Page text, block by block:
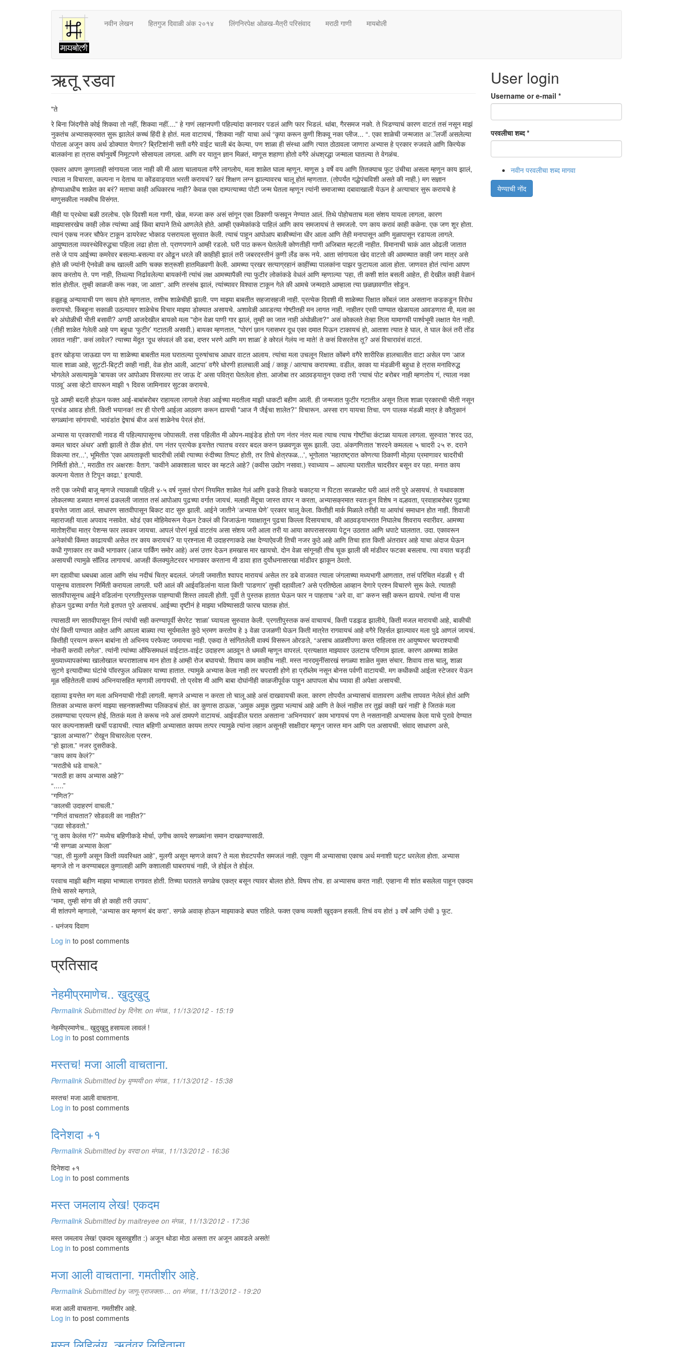
नवीन लेखन हितगुज दिवाळी अंक २०१४ लिंगनिरपेक्ष ओळख-मैत्री परिसंवाद मराठी गाणी मायबोली
ऋतू रडवा
"ते
रे बिना जिंदगीसे कोई शिकवा तो नहीं, शिकवा नहीं....” हे गाणं लहानपणी पहिल्यांदा कानावर पडलं आणि फार भिडलं. थांबा, गैरसमज नको. ते भिडण्याचं कारण वाटतं तसं नसून माझं
नुकतंच अभ्यासक्रमात सुरू झालेलं कच्चं हिंदी हे होतं. मला वाटायचं, 'शिकवा नही' याचा अर्थ “कृपा करून कुणी शिकवू नका प्लीज... “. एका शाळेची जन्मजात अॅलर्जी असलेल्या
पोराला अजून काय अर्थ डोक्यात येणार? ब्रिटिशांनी सती वगैरे वाईट चाली बंद केल्या, पण शाळा ही संस्था आणि त्यात ठोठावला जाणारा अभ्यास हे प्रकार रुजवले आणि कित्येक
बालकांना हा त्रास वर्षानुवर्षे निमूटपणे सोसायला लागला. आणि वर यातून ज्ञान मिळतं, माणूस शहाणा होतो वगैरे अंधश्रद्धा जन्माला घातल्या ते वेगळंच.
एकतर आपण कुणालाही सांगायला जात नाही की मी आता चालायला वगैरे लागलोय, मला शाळेत घाला म्हणून. माणूस ३ वर्षे वय आणि तितक्याच फूट उंचीचा असला म्हणून काय झालं,
त्याला न विचारता, कल्पना न देताच या कोंडवाड्यात भरती करायचं? खरं शिक्षण लग्न झाल्यावरच चालू होतं म्हणतात. (तोपर्यंत गद्धेपंचविशी असते की नाही.) मग सज्ञान
होण्याआधीच शाळेत का बरं? मताचा काही अधिकारच नाही? केवळ एका दाम्पत्याच्या पोटी जन्म घेतला म्हणून त्यांनी समाजाच्या दबावाखाली येऊन हे अत्याचार सुरू करायचे हे
माणुसकीला नक्कीच विसंगत.
मीही या प्रथेचा बळी ठरलोच. एके दिवशी मला गाणी, खेळ, मज्जा करु असं सांगून एका ठिकाणी फसवून नेण्यात आलं. तिथे पोहोचताच मला संशय यायला लागला, कारण
माझ्यासारखेच काही लोक त्यांच्या आई किंवा बापाने तिथे आणलेले होते. आम्ही एकमेकांकडे पाहिलं आणि काय समजायचं ते समजलो. पण काय करावं काही कळेना. एक जण शूर होता.
त्यानं एकच नजर चौफेर टाकून डायरेक्ट भोकाड पसरायला सुरवात केली. त्याचं पाहून आपोआप बाकीच्यांना धीर आला आणि तेही मनापासून आणि मुळापासून रडायला लागले.
आयुष्यातला व्यवस्थेविरुद्धचा पहिला लढा होता तो. प्राणपणाने आम्ही रडलो. घरी पाठ करून घेतलेली कोणतीही गाणी अजिबात म्हटली नाहीत. विमानाची चाकं आत ओढली जातात
तसे जे पाय आईच्या कमरेवर बसल्या-बसल्या वर ओढून धरले की काहीही झालं तरी जबरदस्तीनं कुणी लँड करू नये. आता सांगायला खेद वाटतो की आमच्यात काही जण मात्र असे
होते की ज्यांनी ऐनवेळी कच खाल्ली आणि चक्क शत्रूशी हातमिळवणी केली. आमच्या प्रखर सत्याग्रहानं काहींच्या पालकांना पाझर फुटायला आला होता. जाणवत होतं त्यांना आपण
काय करतोय ते. पण नाही, तिथल्या निर्ढावलेल्या बायकांनी त्यांचं लक्ष आमच्यापैकी त्या फुटीर लोकांकडे वेधलं आणि म्हणाल्या ‘पहा, ती कशी शांत बसली आहेत, ही देखील काही वेळानं
शांत होतील. तुम्ही काळजी करू नका, जा आता”. आणि तस्संच झालं, त्यांच्यावर विश्वास टाकून गेले की आमचे जन्मदाते आम्हाला त्या छळछावणीत सोडून.
हळूहळू अन्यायाची पण सवय होते म्हणतात, तशीच शाळेचीही झाली. पण माझ्या बाबतीत सहजासहजी नाही. प्रत्येक दिवशी मी शाळेच्या रिक्षात कोंबलं जात असताना कडकडून विरोध
करायचो. किंबहुना सकाळी उठल्यावर शाळेचेच विचार माझ्या डोक्यात असायचे. अशावेळी आवडत्या गोष्टीतही मन लागत नाही. नाहीतर एरवी पाण्यात खेळायला आवडणारा मी, मला का
बरे अंघोळीची भीती बसावी? अगदी आजदेखील बायको मला "दोन वेळा पाणी गार झालं, तुम्ही का जात नाही अंघोळीला?" असं कोकलते तेव्हा तिला यामागची पार्श्वभूमी लक्षात येत नाही.
(तीही शाळेत गेलेली आहे पण बहुधा ‘फुटीर’ गटातली असावी.) बायका म्हणतात, "पोरगं छान ग्लासभर दूध एका दमात पिऊन टाकायचं हो, आताशा त्यात हे घाल, ते घाल केलं तरी तोंड
लावत नाही". कसं लावेल? त्याच्या मेंदूत ‘दूध संपवलं की डबा, दप्तर भरणे आणि मग शाळा’ हे कोरलं गेलंय ना माते! ते कसं विसरतेस तू? असं विचारावंसं वाटतं.
इतर खोड्या जाऊद्या पण या शाळेच्या बाबतीत मला घरातल्या पुरुषांचाच आधार वाटत आलाय. त्यांचा मला उचलून रिक्षात कोंबणे वगैरे शारीरिक हालचालीत वाटा असेल पण ‘आज
याला शाळा आहे, सुट्टी-बिट्टी काही नाही, वेळ होत आली, आटपा’ वगैरे धोरणी हालचाली आई / काकू / आत्याच करायच्या. वडील, काका या मंडळीनी बहुधा हे त्रास मनाविरुद्ध
भोगलेले असल्यामुळे 'बायका जर आपोआप विसरल्या तर जाऊ दे' असा पवित्रा घेतलेला होता. आजोबा तर आठवड्यातून एकदा तरी ‘त्याचं पोट बरोबर नाही म्हणतोय गं, त्याला नका
पाठवू’ असा व्हेटो वापरून माझी १ दिवस जामिनावर सुटका करायचे.
पुढे आम्ही बदली होऊन फक्त आई-बाबांबरोबर राहायला लागलो तेव्हा आईच्या मदतीला माझी धाकटी बहीण आली. ही जन्मजात फुटीर गटातील असून तिला शाळा प्रकारची भीती नसून
प्रचंड आवड होती. किती भयानक! तर ही पोरगी आईला आठवण करून द्यायची "आज नै जैईचा शालेत?” विचारून. अस्सा राग यायचा तिचा. पण पालक मंडळी मात्र हे कौतुकानं
सगळ्यांना सांगायची. भावंडांत द्वेषाचं बीज असं शाळेनेच पेरलं होतं.
अभ्यास या प्रकाराची नावड मी पहिल्यापासूनच जोपासली. तसा पहिलीत मी ओपन-माइंडेड होतो पण नंतर नंतर मला त्याच त्याच गोष्टींचा कंटाळा यायला लागला. सुरुवात 'शरद उठ,
कमल चादर अंथर' अशी झाली ते ठीक होतं. पण नंतर प्रत्येक इयत्तेत त्यातच वरवर बदल करुन छळवणूक सुरू झाली. उदा. अंकगणितात 'शरदने कमलला ५ चादरी २५ रु. दराने
विकल्या तर...', भूमितीत 'एका आयताकृती चादरीची लांबी त्याच्या रुंदीच्या तिप्पट होती, तर तिचे क्षेत्रफळ...', भूगोलात 'महाराष्ट्रात कोणत्या ठिकाणी मोठ्या प्रमाणावर चादरीची
निर्मिती होते..', मराठीत तर अक्षरशः वैताग. 'कवीने आकाशाला चादर का म्हटले आहे? (कवीस उद्योग नसावा.) स्वाध्याय – आपल्या घरातील चादरीवर बसून वर पहा. मनात काय
कल्पना येतात ते टिपून काढा.' इत्यादी.
तरी एक जमेची बाजू म्हणजे त्याकाळी पहिली ४-५ वर्ष नुसतं पोरगं नियमित शाळेत गेलं आणि इकडे तिकडे चकाट्या न पिटता सरळसोट घरी आलं तरी पुरे असायचं. ते यथावकाश
लोकलच्या डब्यात माणसं ढकलली जातात तसं आपोआप पुढच्या वर्गात जायचं. मलाही मेंदूचा जास्त वापर न करता, अभ्यासक्रमात स्वतःहून विशेष न वल्हवता, प्रवाहाबरोबर पुढच्या
इयत्तेत जाता आलं. साधारण सातवीपासून बिकट वाट सुरु झाली. आईने जातीने ‘अभ्यास घेणे’ प्रकार चालू केला. कितीही मार्क मिळाले तरीही या आयांचं समाधान होत नाही. शिवाजी
महाराजही याला अपवाद नसावेत. थोडं एका मोहिमेवरून येऊन टेकलं की जिजाऊंना गवाक्षातून पुढचा किल्ला दिसायचाच, की आठवड्याभरात निघालेच शिवराय स्वारीवर. आमच्या
मातोश्रींचा मात्र पेशन्स फार लवकर जायचा. आपलं पोरगं मूर्ख वाटतंय असा संशय जरी आला तरी या आया कापरासारख्या पेटून उठतात आणि धपाटे घालतात. उदा. एकावरून
अनेकांची किंमत काढायची असेल तर काय करायचं? या प्रश्नाला मी उदाहरणाकडे लक्ष देण्याऐवजी तिची नजर कुठे आहे आणि तिचा हात किती अंतरावर आहे याचा अंदाज घेऊन
कधी गुणाकार तर कधी भागाकार (आज पार्किंग समोर आहे) असं उत्तर देऊन हमखास मार खायचो. दोन वेळा सांगूनही तीच चूक झाली की मांडीवर फटका बसलाच. त्या वयात चड्डी
असायची त्यामुळे सॉलिड लागायचं. आजही कॅलक्युलेटरवर भागाकार करताना मी डावा हात दुर्योधनासारखा मांडीवर झाकून ठेवतो.
मग दहावीचा धबधबा आला आणि संथ नदीचं चित्र बदललं. जंगली जमातीत श्वापद मारायचं असेल तर डबे वाजवत त्याला जंगलाच्या मध्यभागी आणतात, तसं परिचित मंडळी ९ वी
पासूनच वातावरण निर्मिती करायला लागली. घरी आलं की आईवडिलांना याला किती ‘पाडणार’ तुम्ही दहावीला? असे प्रतिष्ठेला आव्हान देणारे प्रश्न विचारणे सुरू केले. त्यातही
सातवीपासूनच आईने वडिलांना प्रगतीपुस्तक पाहण्याची शिस्त लावली होती. पूर्वी ते पुस्तक हातात घेऊन फार न पाहताच “अरे वा, वा” करुन सही करून द्यायचे. त्यांना मी पास
होऊन पुढच्या वर्गात गेलो इतपत पुरे असायचं. आईच्या दृष्टीनं हे माझ्या भविष्यासाठी फारच घातक होतं.
त्यासाठी मग सातवीपासून तिनं त्यांची सही करण्यापूर्वी सेपरेट ‘शाळा’ घ्यायला सुरुवात केली. प्रगतीपुस्तक कसं वाचायचं, किती पडझड झालीये, किती मजल मारायची आहे, बाकीची
पोरं किती पाण्यात आहेत आणि आपला बाळ्या त्या सूर्यमालेत कुठे भ्रमण करतोय हे ३ वेळा उजळणी घेऊन किती मात्रेत रागवायचं आहे वगैरे रिहर्सल झाल्यावर मला पुढे आणलं जायचं.
कितीही प्रयत्न करून बाबांना तो अभिनय परफेक्ट जमायचा नाही. एकदा ते सांगितलेली वाक्यं विसरून ओरडले, “असाच आळशीपणा करत राहिलास तर आयुष्यभर चपराश्याची
नोकरी करावी लागेल”. त्यांनी त्यांच्या ऑफिसमधलं वाईटात-वाईट उदाहरण आठवून ते धमकी म्हणून वापरलं. प्रत्यक्षात माझ्यावर उलटाच परिणाम झाला. कारण आमच्या शाळेत
मुख्याध्यापकांच्या खालोखाल चपराशालाच मान होता हे आम्ही रोज बघायचो. शिवाय काम काहीच नाही. मस्त नारदमुनींसारखं सगळ्या शाळेत मुक्त संचार. शिवाय तास चालू, शाळा
सुटणे इत्यादीच्या घंटांचे पॉवरफुल अधिकार याच्या हातात. त्यामुळे अभ्यास केला नाही तर चपराशी होणे हा प्रॉब्लेम नसून बोनस पर्वणी वाटायची. मग कधीकधी आईला स्टेजवर येऊन
मूळ संहितेतली वाक्यं अभिनयासहित म्हणावी लागायची. तो प्रवेश मी आणि बाबा दोघांनीही काळजीपूर्वक पाहून आपापला बोध घ्यावा ही अपेक्षा असायची.
दहाव्या इयत्तेत मग मला अभिनयाची गोडी लागली. म्हणजे अभ्यास न करता तो चालू आहे असं दाखवायची कला. कारण तोपर्यंत अभ्यासाचं वातावरण अतीच तापवत नेलेलं होतं आणि
तितका अभ्यास करणं माझ्या सहनशक्तीच्या पलिकडचं होतं. का कुणास ठाऊक, 'अमुक अमुक तुझ्या भल्याचं आहे आणि ते केलं नाहीस तर तुझं काही खरं नाही' हे जितकं मला
ठसवण्याचा प्रयत्न होई, तितकं मला ते करूच नये असं ठामपणे वाटायचं. आईवडील घरात असताना ‘अभिनयावर’ काम भागायचं पण ते नसतानाही अभ्यासच केला याचे पुरावे देण्यात
फार कल्पनाशक्ती खर्ची पडायची. त्यात बहिणी अभ्यासात कायम तत्पर त्यामुळे त्यांना लहान असूनही साक्षीदार म्हणून जास्त मान आणि पत असायची. संवाद साधारण असे,
“झाला अभ्यास?” रोखून विचारलेला प्रश्न.
“हो झाला.” नजर दुसरीकडे.
“काय काय केलं?”
“मराठीचे धडे वाचले.”
“मराठी हा काय अभ्यास आहे?”
“.....”
“गणित?”
“कालची उदाहरणं वाचली.”
“गणितं वाचतात? सोडवली का नाहीत?”
“उद्या सोडवतो.”
“तू काय केलंस गं?” मध्येच बहिणीकडे मोर्चा, उगीच कायदे सगळ्यांना समान दाखवण्यासाठी.
“मी सग्गळा अभ्यास केला”
“पहा, ती मुलगी असून किती व्यवस्थित आहे”, मुलगी असून म्हणजे काय? ते मला शेवटपर्यंत समजलं नाही. एकूण मी अभ्यासाचा एकाच अर्थ मनाशी घट्ट धरलेला होता. अभ्यास
म्हणजे तो न करण्याबद्दल कुणालाही आणि कशालाही घाबरायचं नाही, जे होईल ते होईल.
परवाच माझी बहीण माझ्या भाच्याला रागावत होती. तिच्या घरातले सगळेच एकत्र बसून त्यावर बोलत होते. विषय तोच. हा अभ्यासच करत नाही. एव्हाना मी शांत बसलेला पाहून एकदम
तिचे सासरे म्हणाले,
“मामा, तुम्ही सांगा की हो काही तरी उपाय”.
मी शांतपणे म्हणालो, “अभ्यास कर म्हणणं बंद करा”. सगळे अवाक् होऊन माझ्याकडे बघत राहिले. फक्त एकच व्यक्ती खुद्कन हसली. तिचं वय होतं ३ वर्षं आणि उंची ३ फूट.
- धनंजय दिवाण
Log in to post comments
प्रतिसाद
नेहमीप्रमाणेच.. खुदुखुदु
Permalink Submitted by दिनेश. on मंगळ., 11/13/2012 - 15:19
नेहमीप्रमाणेच.. खुदुखुदु हसायला लावलं !
Log in to post comments
मस्तच! मजा आली वाचताना.
Permalink Submitted by मृण्मयीon मंगळ., 11/13/2012 - 15:38
मस्तच! मजा आली वाचताना.
Log in to post comments
दिनेशदा +१
Permalink Submitted by वरदाon मंगळ., 11/13/2012 - 16:36
दिनेशदा +१
Log in to post comments
मस्त जमलाय लेख! एकदम
Permalink Submitted bymaitreyee on मंगळ., 11/13/2012 - 17:36
मस्त जमलाय लेख! एकदम खुसखुशीत :) अजून थोडा मोठा असता तर अजून आवडले असते!
Log in to post comments
मजा आली वाचताना. गमतीशीर आहे.
Permalink Submitted by जागू-प्राजक्ता-... on मंगळ., 11/13/2012 - 19:20
मजा आली वाचताना. गमतीशीर आहे.
Log in to post comments
User login
Username or e-mail *
परवलीचा शब्द*
नवीन परवलीचा शब्द मागवा
येण्याची नोंद